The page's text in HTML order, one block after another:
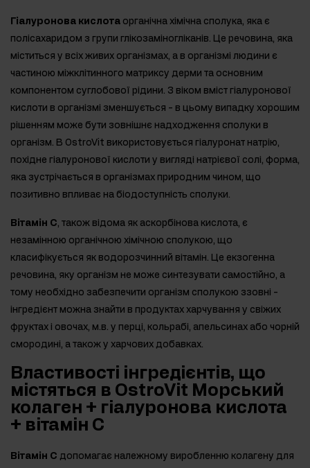
Гіалуронова кислота органічна хімічна сполука, яка є
полісахаридом з групи глікозаміногліканів. Це речовина, яка
міститься у всіх живих організмах, а в організмі людини є
частиною міжклітинного матриксу дерми та основним
компонентом суглобової рідини. З віком вміст гіалуронової
кислоти в організмі зменшується - в цьому випадку хорошим
рішенням може бути зовнішнє надходження сполуки в
організм. В OstroVit використовується гіалуронат натрію,
похідне гіалуронової кислоти у вигляді натрієвої солі, форма,
яка зустрічається в організмах природним чином, що
позитивно впливає на біодоступність сполуки.
Вітамін С, також відома як аскорбінова кислота, є
незамінною органічною хімічною сполукою, що
класифікується як водорозчинний вітамін. Це екзогенна
речовина, яку організм не може синтезувати самостійно, а
тому необхідно забезпечити організм сполукою ззовні -
інгредієнт можна знайти в продуктах харчування у свіжих
фруктах і овочах, м.в. у перці, кольрабі, апельсинах або чорній
смородині, а також у харчових добавках.
Властивості інгредієнтів, що
містяться в OstroVit Морський
колаген + гіалуронова кислота
+ вітамін С
Вітамін С допомагає належному виробленню колагену для